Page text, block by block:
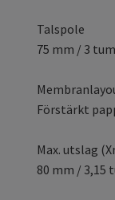
Talspole
75 mm / 3 tum
Förstärkt
Max. utslag
80 mm / 3,15